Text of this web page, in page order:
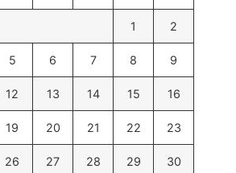
1 2
5 6 7 8 9
12 13 14 15 16
19 20 21 22 23
26 27 28 29 30